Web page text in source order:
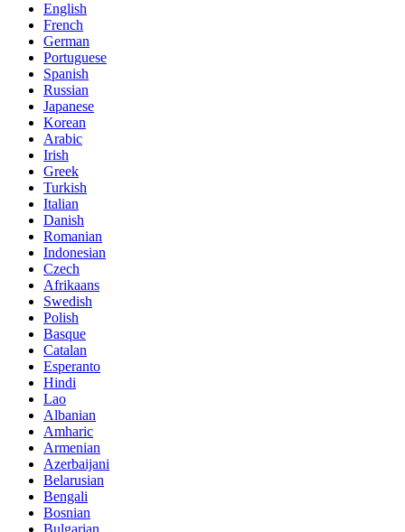
English
French
German
Portuguese
Spanish
Russian
Japanese
Korean
Arabic
Irish
Greek
Turkish
Italian
Danish
Romanian
Indonesian
Czech
Afrikaans
Swedish
Polish
Basque
Catalan
Esperanto
Hindi
Lao
Albanian
Amharic
Armenian
Azerbaijani
Belarusian
Bengali
Bosnian